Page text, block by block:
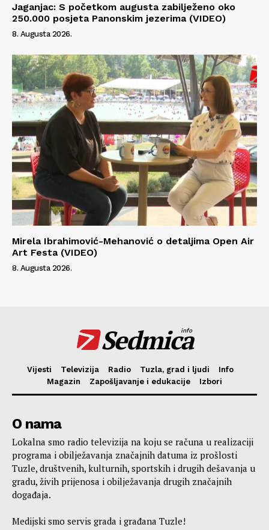
Jaganjac: S početkom augusta zabilježeno oko
250.000 posjeta Panonskim jezerima (VIDEO)
8. Augusta 2026.
Mirela Ibrahimović-Mehanović o detaljima Open Air
Art Festa (VIDEO)
8. Augusta 2026.
Sedmica
info
Vijesti Televizija Radio Tuzla, grad i ljudi
Info
Magazin
Zapošljavanje i edukacije Izbori
O nama
Lokalna smo radio televizija na koju se računa u realizaciji
programa i obilježavanja značajnih datuma iz prošlosti
Tuzle, društvenih, kulturnih, sportskih i drugih dešavanja u
gradu, živih prijenosa i obilježavanja drugih značajnih
događaja.
Medijski smo servis grada i građana Tuzle!